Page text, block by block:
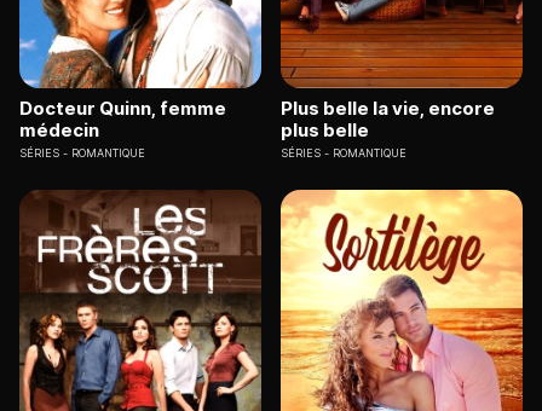
Docteur Quinn, femme
médecin
SÉRIES ROMANTIQUE
Plus belle la vie, encore
plus belle
SÉRIES ROMANTIQUE